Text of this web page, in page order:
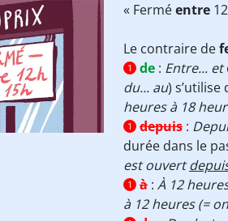
« Ferméentre
Le contraire de
1 de : Entre... et
du... au) s’utilise
heures à 18
1 depuis :
durée dans le
est ouvert
1 à : À 12
à 12 heures (=